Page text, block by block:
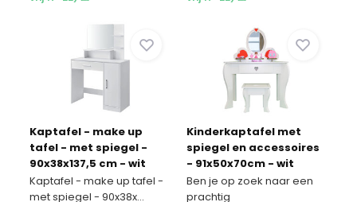
Kaptafel - make up
tafel - met spiegel -
90x38x137,5 cm - wit
Kaptafel - make up tafel -
met spiegel - 90x38x...
Kinderkaptafel met
spiegel en accessoires
- 91x50x70cm - wit
Ben je op zoek naar een
prachtig